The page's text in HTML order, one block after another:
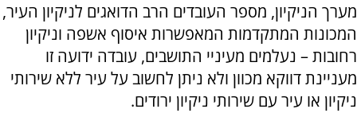
מערך הניקיון, מספר העובדים הרב הדואגים לניקיון העיר,
המכונות המתקדמות המאפשרות איסוף אשפה וניקיון
רחובות – נעלמים מעיניי התושבים, עובדה ידועה זו
מעניינת דווקא מכוון ולא ניתן לחשוב על עיר ללא שירותי
ניקיון או עיר עם שירותי ניקיון ירודים.